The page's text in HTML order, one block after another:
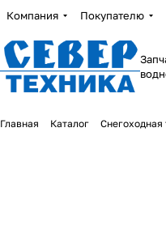
Компания Покупателю
Главная Каталог Снегоходная